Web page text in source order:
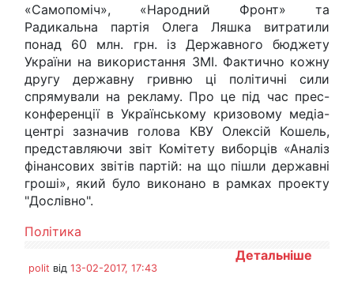
«Самопоміч», «Народний Фронт» та
Радикальна партія Олега Ляшка витратили
понад 60 млн. грн. із Державного бюджету
України на використання ЗМІ. Фактично кожну
другу державну гривню ці політичні сили
спрямували на рекламу. Про це під час прес-
конференції в Українському кризовому медіа-
центрі зазначив голова КВУ Олексій Кошель,
представляючи звіт Комітету виборців «Аналіз
фінансових звітів партій: на що пішли державні
гроші», який було виконано в рамках проекту
"Дослівно".
Політика
Детальніше
polit від 13-02-2017, 17:43